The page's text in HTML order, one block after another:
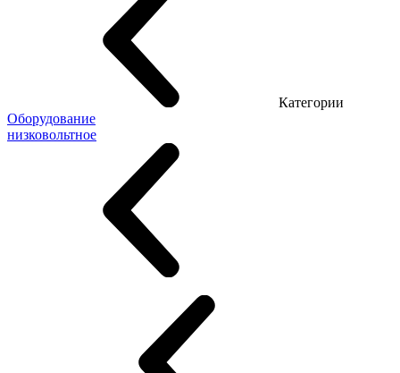
Категории
Оборудование
низковольтное